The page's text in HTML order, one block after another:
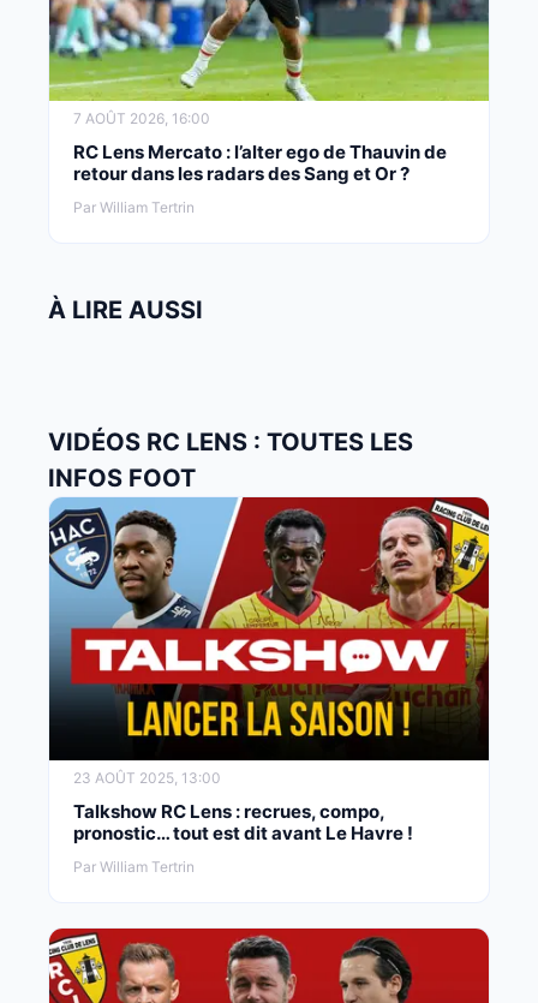
7 AOÛT 2026, 16:00
RC Lens Mercato : l’alter ego de Thauvin de
retour dans les radars des Sang et Or ?
Par William Tertrin
À LIRE AUSSI
VIDÉOS RC LENS : TOUTES LES
INFOS FOOT
23 AOÛT 2025, 13:00
Talkshow RC Lens : recrues, compo,
pronostic… tout est dit avant Le Havre !
Par William Tertrin